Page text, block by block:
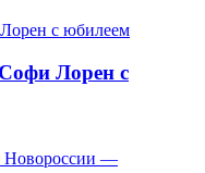
Лорен с